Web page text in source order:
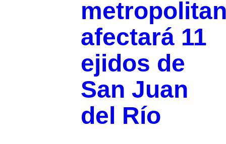
afectará 11
ejidos de
San Juan
del Río